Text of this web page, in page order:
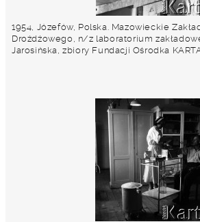
1954, Józefów, Polska. Mazowieckie
Drożdżowego, n/z laboratorium
Jarosińska, zbiory Fundacji Ośrodka